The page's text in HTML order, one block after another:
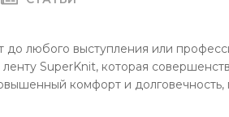
до любого выступления или
SuperKnit, которая
комфорт и долговечность,